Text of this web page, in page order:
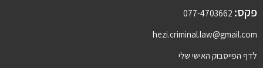
פקס:
hezi.criminal.law@gmail.com
לדף הפייסבוק האישי שלי